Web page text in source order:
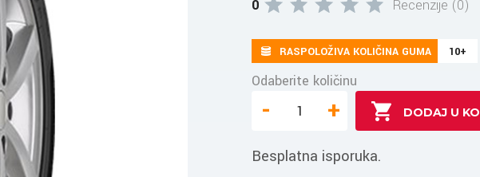
0
Recenzije (0)
RASPOLOŽIVA KOLIČINA GUMA 10+
Odaberite količinu
- +
Besplatna isporuka.